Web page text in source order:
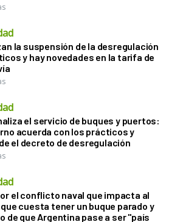
la suspensión de la desregulación
y hay novedades en la tarifa de
el servicio de buques y puertos:
acuerda con los prácticos y
el decreto de desregulación
el conflicto naval que impacta al
cuesta tener un buque parado y
de que Argentina pase a ser "país